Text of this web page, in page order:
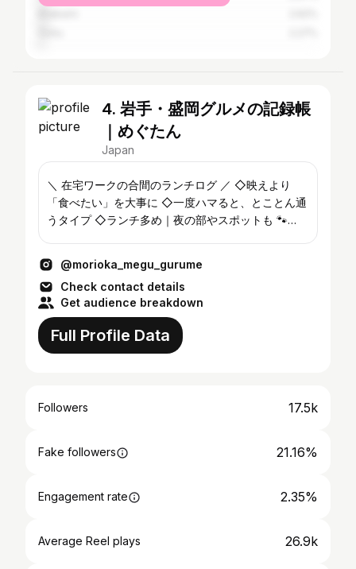
4. 岩手・盛岡グルメの記録帳
｜めぐたん
Japan
＼ 在宅ワークの合間のランチログ ／ ◇映えより
「食べたい」を大事に ◇一度ハマると、とことん通
うタイプ ◇ランチ多め｜夜の部やスポットも 🐾
@morioka_megu_gurume
Check contact details
Get audience breakdown
Full Profile Data
Followers 17.5k
Fake followers 21.16%
Engagement rate 2.35%
Average Reel plays 26.9k